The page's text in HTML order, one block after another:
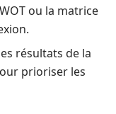
ou la matrice
résultats de la
prioriser les